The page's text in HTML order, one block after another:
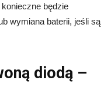
konieczne będzie
wymiana baterii, jeśli są
diodą –